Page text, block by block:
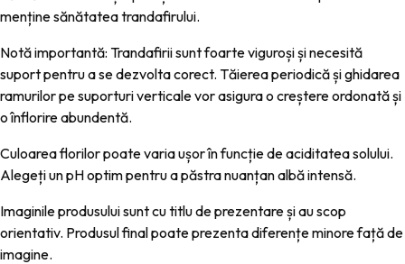
menține sănătatea trandafirului.
Notă importantă: Trandafirii sunt foarte viguroși și necesită
suport pentru a se dezvolta corect. Tăierea periodică și ghidarea
ramurilor pe suporturi verticale vor asigura o creștere ordonată și
o înflorire abundentă.
Culoarea florilor poate varia ușor în funcție de aciditatea solului.
Alegeți un pH optim pentru a păstra nuanțanalbă intensă.
Imaginile produsului sunt cu titlu de prezentare și au scop
orientativ. Produsul final poate prezenta diferențe minore față de
imagine.